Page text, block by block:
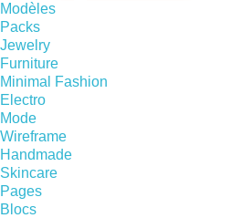
Modèles
Packs
Jewelry
Furniture
Minimal Fashion
Electro
Mode
Wireframe
Handmade
Skincare
Pages
Blocs